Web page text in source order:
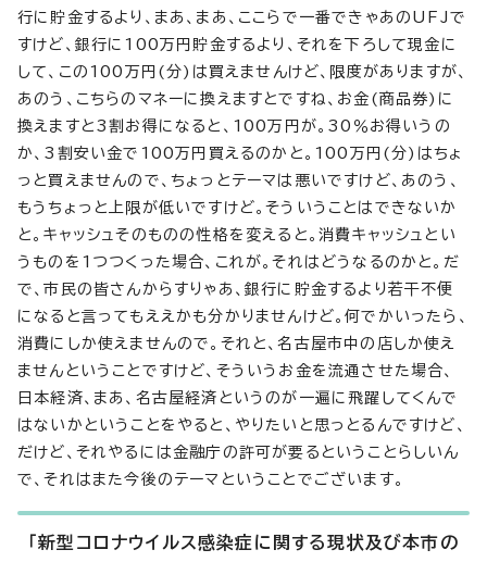
行に貯金するより、まあ、まあ、ここらで一番できゃあのUFJで
すけど、銀行に100万円貯金するより、それを下ろして現金に
して、この100万円(分)は買えませんけど、限度がありますが、
あのう、こちらのマネーに換えますとですね、お金(商品券)に
換えますと3割お得になると、100万円が。30％お得いうの
か、3割安い金で100万円買えるのかと。100万円(分)はちょ
っと買えませんので、ちょっとテーマは悪いですけど、あのう、
もうちょっと上限が低いですけど。そういうことはできないか
と。キャッシュそのものの性格を変えると。消費キャッシュとい
うものを1つつくった場合、これが。それはどうなるのかと。だ
で、市民の皆さんからすりゃあ、銀行に貯金するより若干不便
になると言ってもええかも分かりませんけど。何でかいったら、
消費にしか使えませんので。それと、名古屋市中の店しか使え
ませんということですけど、そういうお金を流通させた場合、
日本経済、まあ、名古屋経済というのが一遍に飛躍してくんで
はないかということをやると、やりたいと思っとるんですけど、
だけど、それやるには金融庁の許可が要るということらしいん
で、それはまた今後のテーマということでございます。
「新型コロナウイルス感染症に関する現状及び本市の